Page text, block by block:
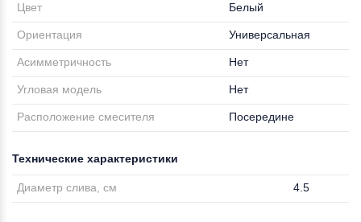
Цвет Белый
Ориентация Универсальная
Асимметричность Нет
Угловая модель Нет
Расположение смесителя Посередине
Технические характеристики
Диаметр слива, см 4.5